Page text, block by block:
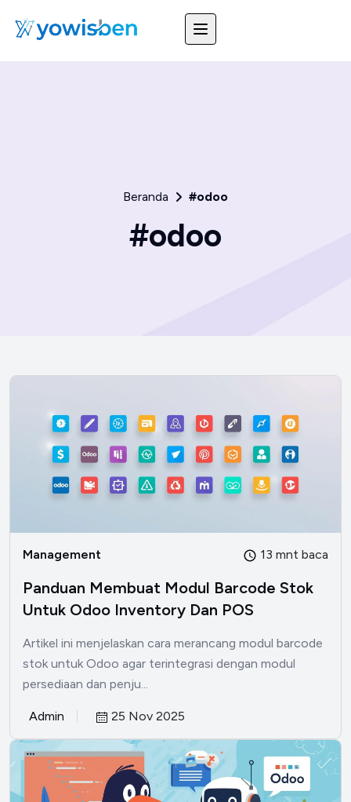
Beranda #odoo
#odoo
Management 13 mnt baca
Panduan Membuat Modul Barcode Stok
Untuk Odoo Inventory Dan POS
Artikel ini menjelaskan cara merancang modul barcode
stok untuk Odoo agar terintegrasi dengan modul
persediaan dan penju...
Admin 25 Nov 2025